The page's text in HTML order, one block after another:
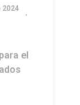
2024
el